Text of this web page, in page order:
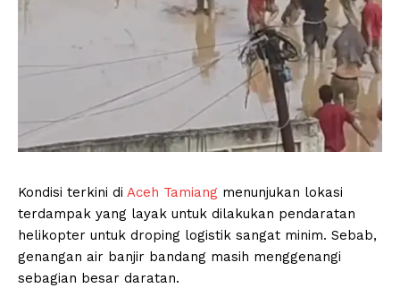
Kondisi terkini di Aceh Tamiang menunjukan lokasi
terdampak yang layak untuk dilakukan pendaratan
helikopter untuk droping logistik sangat minim. Sebab,
genangan air banjir bandang masih menggenangi
sebagian besar daratan.